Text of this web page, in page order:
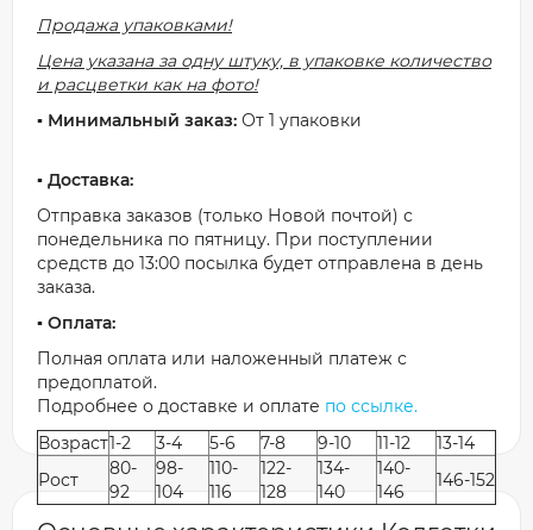
Продажа упаковками!
Цена указана за одну штуку, в упаковке количество
и расцветки как на фото!
▪️ Минимальный заказ: От 1 упаковки
▪️ Доставка:
Отправка заказов (только Новой почтой) с
понедельника по пятницу. При поступлении
средств до 13:00 посылка будет отправлена в день
заказа.
▪️ Оплата:
Полная оплата или наложенный платеж с
предоплатой.
Подробнее о доставке и оплате по ссылке.
Возраст1-2 3-4 5-6 7-8 9-10 11-12
13-14
Рост
80-
92
98-
104
110-
116
122-
128
134-
140
140-
146
146-152